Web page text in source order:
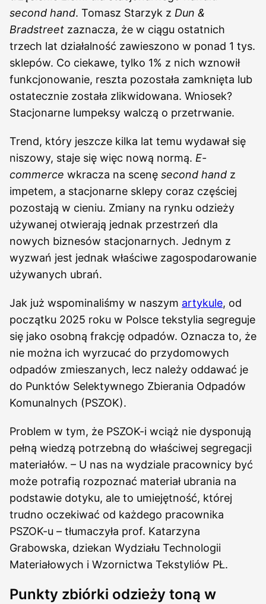
second hand. Tomasz Starzyk z Dun &
Bradstreet zaznacza, że w ciągu ostatnich
trzech lat działalność zawieszono w ponad 1 tys.
sklepów. Co ciekawe, tylko 1% z nich wznowił
funkcjonowanie, reszta pozostała zamknięta lub
ostatecznie została zlikwidowana. Wniosek?
Stacjonarne lumpeksy walczą o przetrwanie.
Trend, który jeszcze kilka lat temu wydawał się
niszowy, staje się więc nową normą. E-
commerce wkracza na scenę second hand z
impetem, a stacjonarne sklepy coraz częściej
pozostają w cieniu. Zmiany na rynku odzieży
używanej otwierają jednak przestrzeń dla
nowych biznesów stacjonarnych. Jednym z
wyzwań jest jednak właściwe zagospodarowanie
używanych ubrań.
Jak już wspominaliśmy w naszym artykule, od
początku 2025 roku w Polsce tekstylia segreguje
się jako osobną frakcję odpadów. Oznacza to, że
nie można ich wyrzucać do przydomowych
odpadów zmieszanych, lecz należy oddawać je
do Punktów Selektywnego Zbierania Odpadów
Komunalnych (PSZOK).
Problem w tym, że PSZOK-i wciąż nie dysponują
pełną wiedzą potrzebną do właściwej segregacji
materiałów. – U nas na wydziale pracownicy być
może potrafią rozpoznać materiał ubrania na
podstawie dotyku, ale to umiejętność, której
trudno oczekiwać od każdego pracownika
PSZOK-u – tłumaczyła prof. Katarzyna
Grabowska, dziekan Wydziału Technologii
Materiałowych i Wzornictwa Tekstyliów PŁ.
Punkty zbiórki odzieży toną w